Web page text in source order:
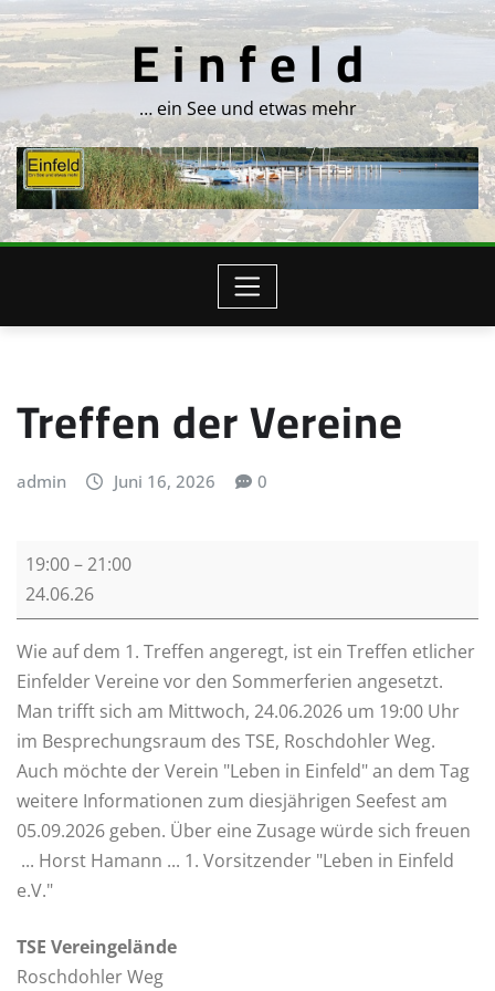
Skip
to
content
E i n f e l d
… ein See und etwas mehr
Treffen der Vereine
admin Juni 16, 2026 0
e
f
f
e
n
d
e
r
e
e
i
19:00–21:00
24.06.26
Wie auf dem 1. Treffen angeregt, ist ein Treffen etlicher
Einfelder Vereine vor den Sommerferien angesetzt.
Man trifft sich am Mittwoch, 24.06.2026 um 19:00 Uhr
im Besprechungsraum des TSE, Roschdohler Weg.
Auch möchte der Verein "Leben in Einfeld" an dem Tag
weitere Informationen zum diesjährigen Seefest am
05.09.2026 geben. Über eine Zusage würde sich freuen
... Horst Hamann ... 1. Vorsitzender "Leben in Einfeld
e.V."
TSE Vereingelände
Roschdohler Weg